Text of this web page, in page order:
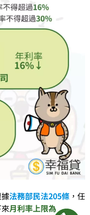
法務部民法205條 ，任
來月利率上限為